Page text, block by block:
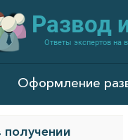
Развод
Ответы экспертов на
Оформление
получении